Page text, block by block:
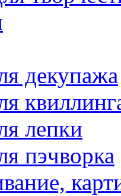
декупажа
лепки
пэчворка